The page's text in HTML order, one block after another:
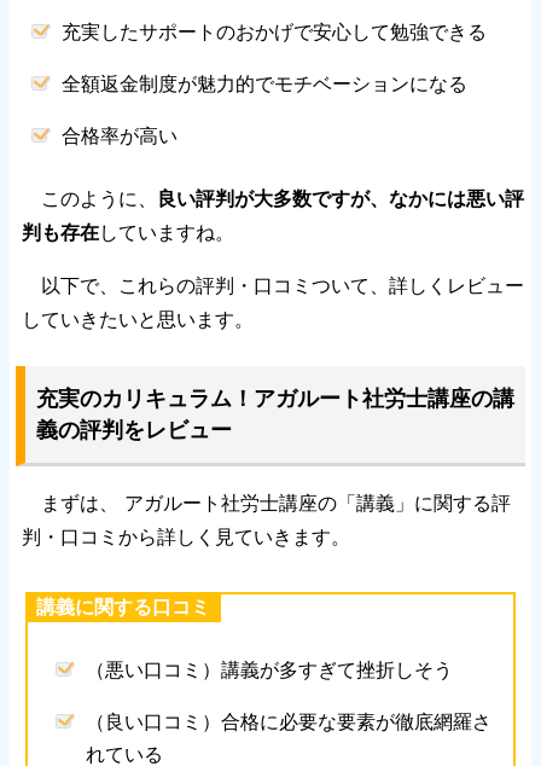
充実したサポートのおかげで安心して勉強できる
全額返金制度が魅力的でモチベーションになる
合格率が高い
このように、 良い評判が大多数ですが、なかには悪い評
判も存在していますね。
以下で、これらの評判・口コミついて、詳しくレビュー
していきたいと思います。
充実のカリキュラム！アガルート社労士講座の講
義の評判をレビュー
まずは、 アガルート社労士講座の「講義」に関する評
判・口コミから詳しく見ていきます。
講義に関する口コミ
（悪い口コミ）講義が多すぎて挫折しそう
（良い口コミ）合格に必要な要素が徹底網羅さ
れている